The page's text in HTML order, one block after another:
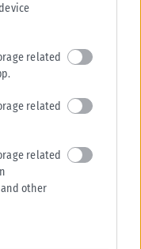
related
related
related
other